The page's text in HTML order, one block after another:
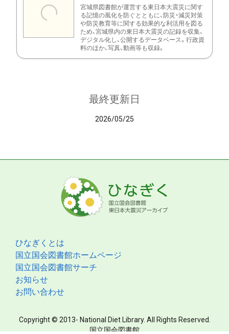
宮城県図書館が運営する東日本大震災に関す
る記憶の風化を防ぐとともに、防災・減災対策
や防災教育等に関する効果的な利活用を図る
ため、宮城県内の東日本大震災の記録を収集、
デジタル化し、公開するデータベース。行政資
料のほか、写真、動画等も収録。
最終更新日
2026/05/25
ひなぎくとは
国立国会図書館ホームページ
国立国会図書館サーチ
お知らせ
お問い合わせ
Copyright © 2013- National Diet Library. All Rights Reserved.